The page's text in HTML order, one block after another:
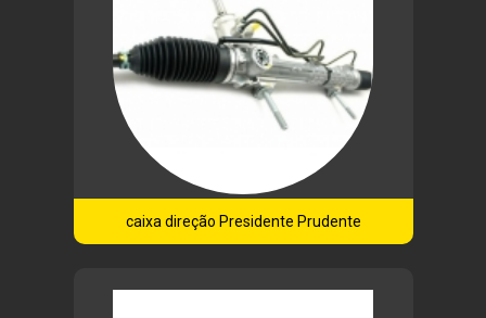
caixa direção Presidente Prudente